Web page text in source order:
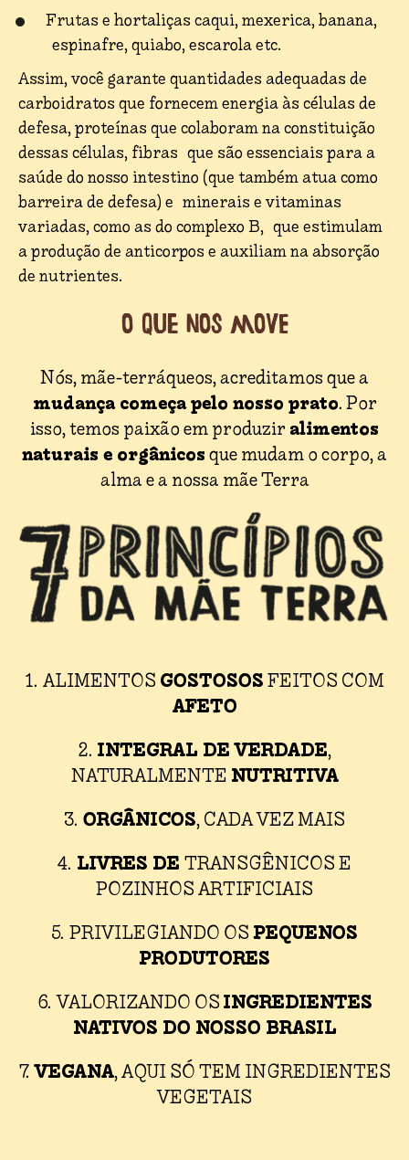
Frutas e hortaliças caqui, mexerica, banana,
espinafre, quiabo, escarola etc.
Assim, você garante quantidades adequadas de
carboidratos que fornecem energia às células de
defesa, proteínas que colaboram na constituição
dessas células, fibras que são essenciais para a
saúde do nosso intestino (que também atua como
barreira de defesa) e minerais e vitaminas
variadas, como as do complexo B, que estimulam
a produção de anticorpos e auxiliam na absorção
de nutrientes.
O que nos move
Nós, mãe-terráqueos, acreditamos que a
mudança começa pelo nosso prato. Por
isso, temos paixão em produziralimentos
naturais e orgânicosque mudam o corpo, a
alma e a nossa mãe Terra
1. ALIMENTOSGOSTOSOSFEITOS COM
AFETO
2.INTEGRAL DE VERDADE,
NATURALMENTENUTRITIVA
3.ORGÂNICOS, CADA VEZ MAIS
4. LIVRES DETRANSGÊNICOS E
POZINHOS ARTIFICIAIS
5. PRIVILEGIANDO OSPEQUENOS
PRODUTORES
6. VALORIZANDO OSINGREDIENTES
NATIVOS DO NOSSO BRASIL
7.VEGANA, AQUI SÓ TEM INGREDIENTES
VEGETAIS